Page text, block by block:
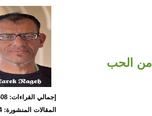
من الحب
إجمالي القراءات: 278,408
المقالات المنشورة: 94